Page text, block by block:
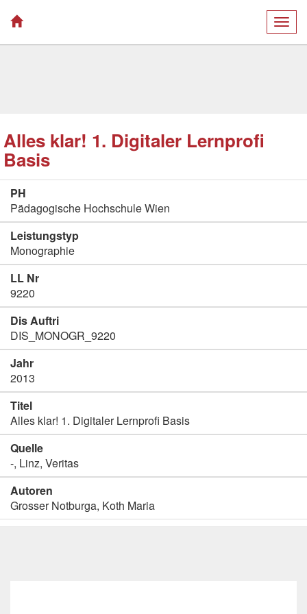
Alles klar! 1. Digitaler Lernprofi
Basis
PH
Pädagogische Hochschule Wien
Leistungstyp
Monographie
LL Nr
9220
Dis Auftri
DIS_MONOGR_9220
Jahr
2013
Titel
Alles klar! 1. Digitaler Lernprofi Basis
Quelle
-, Linz, Veritas
Autoren
Grosser Notburga, Koth Maria